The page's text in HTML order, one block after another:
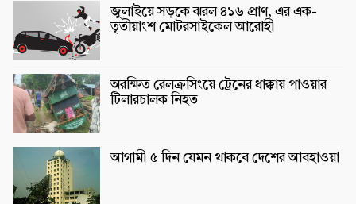
জুলাইয়ে সড়কে ঝরল ৪১৬ প্রাণ, এর এক-
তৃতীয়াংশ মোটরসাইকেল আরোহী
অরক্ষিত রেলক্রসিংয়ে ট্রেনের ধাক্কায় পাওয়ার
টিলারচালক নিহত
আগামী ৫ দিন যেমন থাকবে দেশের আবহাওয়া